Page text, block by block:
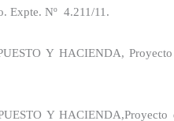
Expte. Nº 4.211/11.
Y HACIENDA,
Y HACIENDA,Proyecto